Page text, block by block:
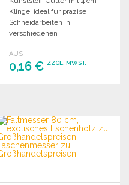
Klinge, ideal für präzise
Schneidarbeiten in
verschiedenen
AUS
0,16 € ZZGL. MWST.